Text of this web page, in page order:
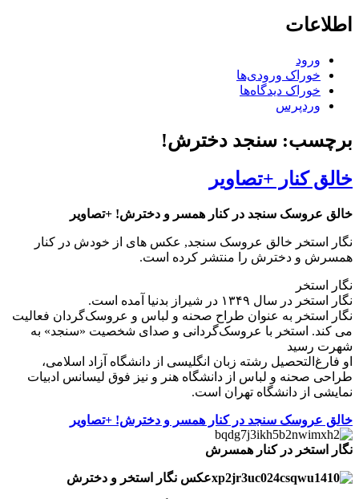
اطلاعات
ورود
خوراک ورودی‌ها
خوراک دیدگاه‌ها
وردپرس
برچسب: سنجد دخترش!
خالق کنار +تصاویر
خالق عروسک سنجد در کنار همسر و دخترش! +تصاویر
نگار استخر خالق عروسک سنجد, عکس های از خودش در کنار
همسرش و دخترش را منتشر کرده است.
نگار استخر
نگار استخر در سال ۱۳۴۹ در شیراز بدنیا آمده است.
نگار استخر به عنوان طراح صحنه و لباس و عروسک‌گردان فعالیت
می کند. استخر با عروسک‌گردانی و صدای شخصیت «سنجد» به
شهرت رسید
او فارغ‌التحصیل رشته زبان انگلیسی از دانشگاه آزاد اسلامی،
طراحی صحنه و لباس از دانشگاه هنر و نیز فوق لیسانس ادبیات
نمایشی از دانشگاه تهران است.
خالق عروسک سنجد در کنار همسر و دخترش! +تصاویر
نگار استخر در کنار همسرش
عکس نگار استخر و دخترش